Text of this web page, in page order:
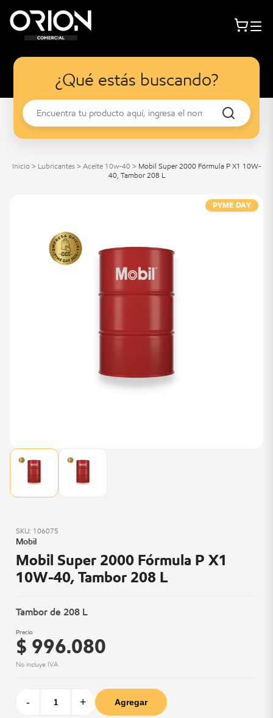
¿Qué estás buscando?
Inicio > Lubricantes > Aceite 10w-40 > Mobil Super 2000 Fórmula P X1 10W-
40, Tambor 208 L
PYME DAY
SKU: 106075
Mobil
Mobil Super 2000 Fórmula P X1
10W-40, Tambor 208 L
Tambor de 208 L
Precio
$ 996.080
No incluye IVA
- + Agregar